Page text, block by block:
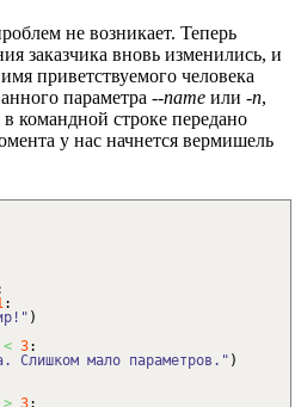
не возникает. Теперь
заказчика вновь изменились, и
приветствуемого человека
параметра --name или -n,
командной строке передано
у нас начнется вермишель
:
)
< 3:
Слишком мало параметров." )
> 3: